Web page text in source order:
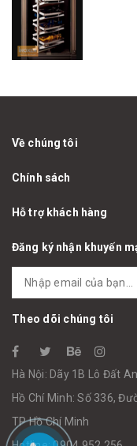
Về chúng tôi
Chính sách
Hỗ trợ khách hàng
Đăng ký nhận khuyến
Theo dõi chúng tôi
Hà Nội: Dãy 1B Lô Đất
Hồ Chí Minh: Số 336,
TP Hồ Chí Minh